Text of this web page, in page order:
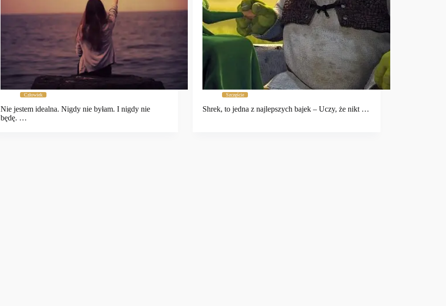
Człowiek
Nie jestem idealna. Nigdy nie byłam. I nigdy nie
będę. …
Szczęście
Shrek, to jedna z najlepszych bajek – Uczy, że nikt …